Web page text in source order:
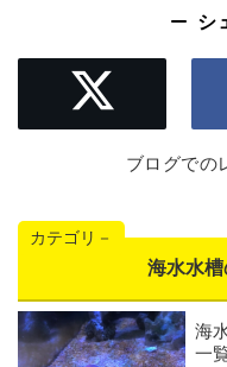
シ
ブログでの
カテゴリ－
海水水
海
一